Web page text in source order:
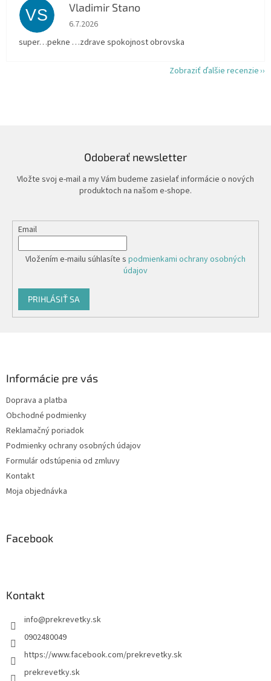
VS Vladimir Stano
Hodnotenie obchodu je 5 z 5 hviezdičiek.
6.7.2026
super…pekne …zdrave spokojnost obrovska
Zobraziť ďalšie recenzie
Odoberať newsletter
Vložte svoj e-mail a my Vám budeme zasielať informácie o nových
produktoch na našom e-shope.
Email
Vložením e-mailu súhlasíte s podmienkami ochrany osobných
údajov
PRIHLÁSIŤ SA
Informácie pre vás
Doprava a platba
Obchodné podmienky
Reklamačný poriadok
Podmienky ochrany osobných údajov
Formulár odstúpenia od zmluvy
Kontakt
Moja objednávka
Facebook
Kontakt
info@prekrevetky.sk
0902480049
https://www.facebook.com/prekrevetky.sk
prekrevetky.sk